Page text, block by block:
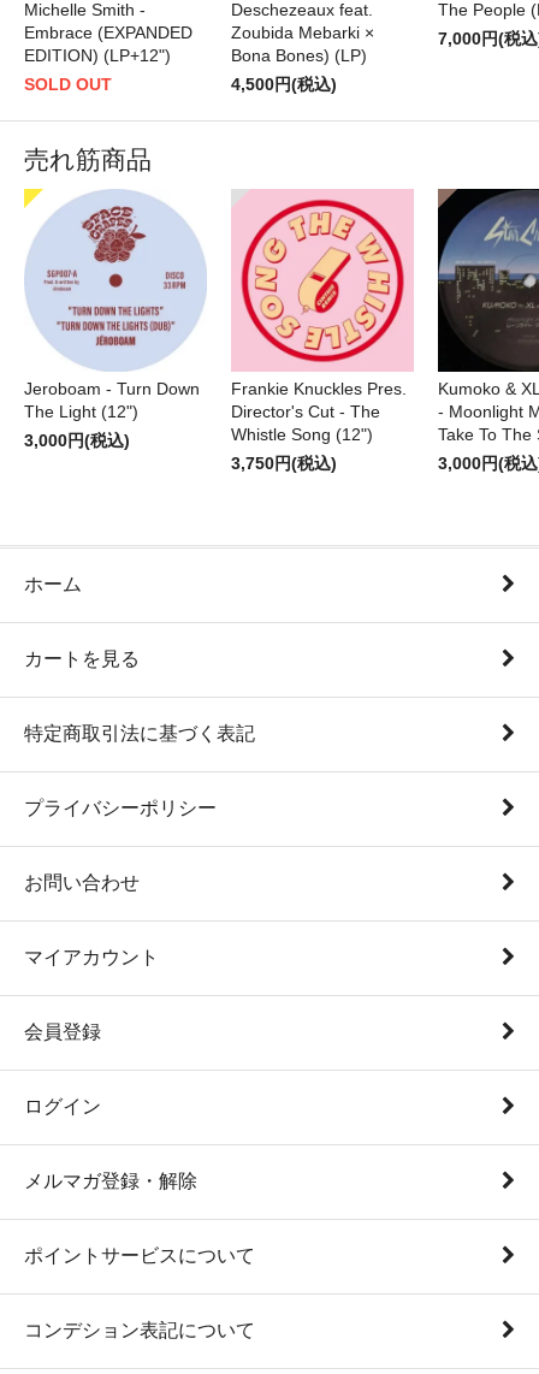
Michelle Smith -
Embrace (EXPANDED
EDITION) (LP+12")
SOLD OUT
Deschezeaux feat.
Zoubida Mebarki ×
Bona Bones) (LP)
4,500円(税込)
The People
7,000円(税
売れ筋商品
Jeroboam - Turn Down
The Light (12")
3,000円(税込)
Frankie Knuckles Pres.
Director's Cut - The
Whistle Song (12")
3,750円(税込)
Kumoko &
- Moonlight
Take To The
3,000円(税
ホーム
カートを見る
特定商取引法に基づく表記
プライバシーポリシー
お問い合わせ
マイアカウント
会員登録
ログイン
メルマガ登録・解除
ポイントサービスについて
コンデション表記について